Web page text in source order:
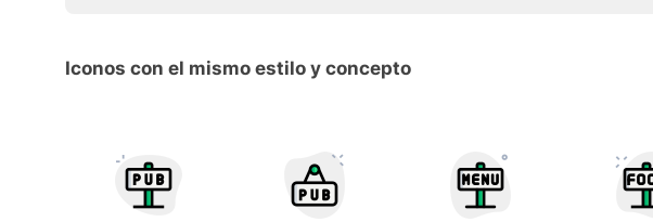
Iconos con el mismo estilo y concepto